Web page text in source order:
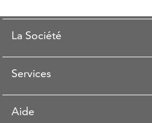
La Société
Services
Aide